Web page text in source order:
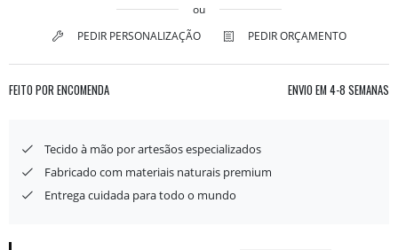
ou
PEDIR PERSONALIZAÇÃO
PEDIR ORÇAMENTO
FEITO POR ENCOMENDA ENVIO EM 4-8 SEMANAS
Tecido à mão por artesãos especializados
Fabricado com materiais naturais premium
Entrega cuidada para todo o mundo